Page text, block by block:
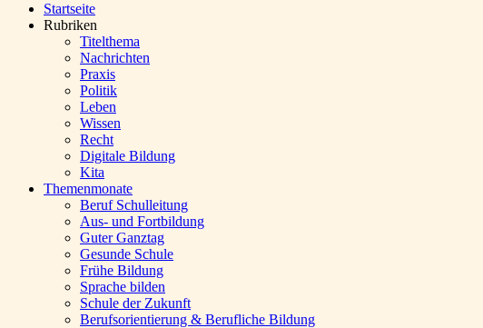
Startseite
Rubriken
Titelthema
Nachrichten
Praxis
Politik
Leben
Wissen
Recht
Digitale Bildung
Kita
Themenmonate
Beruf Schulleitung
Aus- und Fortbildung
Guter Ganztag
Gesunde Schule
Frühe Bildung
Sprache bilden
Schule der Zukunft
Berufsorientierung & Berufliche Bildung